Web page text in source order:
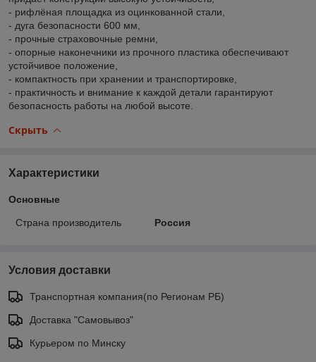
- рифлёная площадка из оцинкованной стали,
- дуга безопасности 600 мм,
- прочные страховочные ремни,
- опорные наконечники из прочного пластика обеспечивают
устойчивое положение,
- компактность при хранении и транспортировке,
- практичность и внимание к каждой детали гарантируют
безопасность работы на любой высоте.
Скрыть
Характеристики
Основные
Страна производитель Россия
Условия доставки
Транспортная компания(по Регионам РБ)
Доставка "Самовывоз"
Курьером по Минску